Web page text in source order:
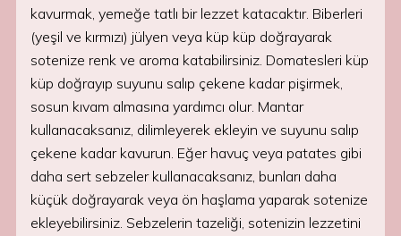
kavurmak, yemeğe tatlı bir lezzet katacaktır. Biberleri
(yeşil ve kırmızı) jülyen veya küp küp doğrayarak
sotenize renk ve aroma katabilirsiniz. Domatesleri küp
küp doğrayıp suyunu salıp çekene kadar pişirmek,
sosun kıvam almasına yardımcı olur. Mantar
kullanacaksanız, dilimleyerek ekleyin ve suyunu salıp
çekene kadar kavurun. Eğer havuç veya patates gibi
daha sert sebzeler kullanacaksanız, bunları daha
küçük doğrayarak veya ön haşlama yaparak sotenize
ekleyebilirsiniz. Sebzelerin tazeliği, sotenizin lezzetini